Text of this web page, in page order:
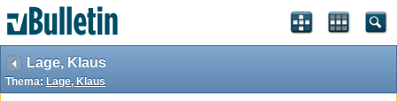
Lage, Klaus
Thema: Lage, Klaus